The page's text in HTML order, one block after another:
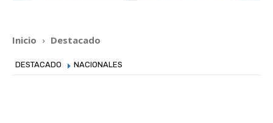
Inicio Destacado
DESTACADO NACIONALES